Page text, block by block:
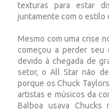
texturas para estar
juntamente com o estilo
Mesmo com uma crise
começou a perder seu
devido à chegada de
setor, o All Star não
porque os Chuck
artistas e músicos da
Balboa usava Chucks